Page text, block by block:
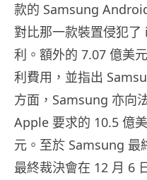
款的 Samsung
對比那一款裝置侵犯
利。額外的 7.07 億美
利費用，並指出
方面，Samsung 亦向
Apple 要求的 10.5 億
元。至於 Samsung 最
最終裁決會在 12 月 6